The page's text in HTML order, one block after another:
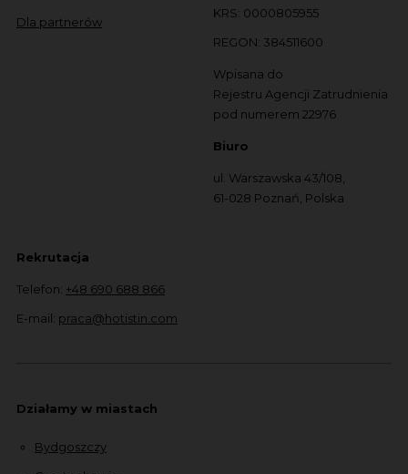
Dla partnerów
KRS: 0000805955
REGON: 384511600
Wpisana do
Rejestru Agencji Zatrudnienia
pod numerem 22976
Biuro
ul. Warszawska 43/108,
61-028 Poznań, Polska
Rekrutacja
Telefon: +48 690 688 866
E-mail: praca@hotistin.com
Działamy w miastach
Bydgoszczy